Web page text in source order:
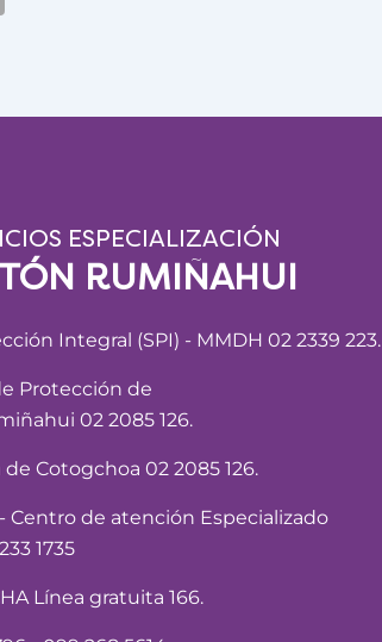
ESPECIALIZACIÓN
RUMIÑAHUI
Integral (SPI) - MMDH 02 2339 223.
Protección de
02 2085 126.
Cotogchoa 02 2085 126.
Centro de atención Especializado
1735
Línea gratuita 166.